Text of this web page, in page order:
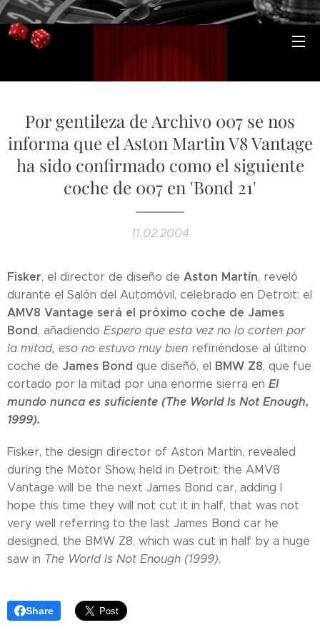
Por gentileza de Archivo 007 se nos
informa que el Aston Martin V8 Vantage
ha sido confirmado como el siguiente
coche de 007 en 'Bond 21'
11.02.2004
Fisker, el director de diseño de Aston Martín, reveló
durante el Salón del Automóvil, celebrado en Detroit: el
AMV8 Vantage será el próximo coche de James
Bond, añadiendo Espero que esta vez no lo corten por
la mitad, eso no estuvo muy bien refiriéndose al último
coche de James Bond que diseñó, el BMW Z8, que fue
cortado por la mitad por una enorme sierra en El
mundo nunca es suficiente (The World Is Not Enough,
1999).
Fisker, the design director of Aston Martin, revealed
during the Motor Show, held in Detroit: the AMV8
Vantage will be the next James Bond car, adding I
hope this time they will not cut it in half, that was not
very well referring to the last James Bond car he
designed, the BMW Z8, which was cut in half by a huge
saw in The World Is Not Enough (1999).
Share